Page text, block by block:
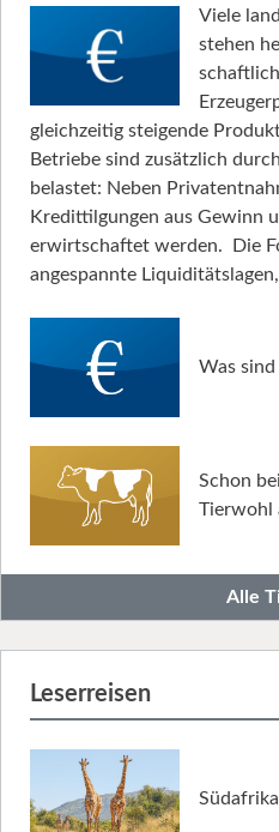
Viele
stehen
gleichzeitig steigende
Betriebe sind zusätzlich
belastet: Neben
Kredittilgungen aus Gewinn
erwirtschaftet werden. Die
angespannte
Was sind
Schon
Tierwohl
Alle
Leserreisen